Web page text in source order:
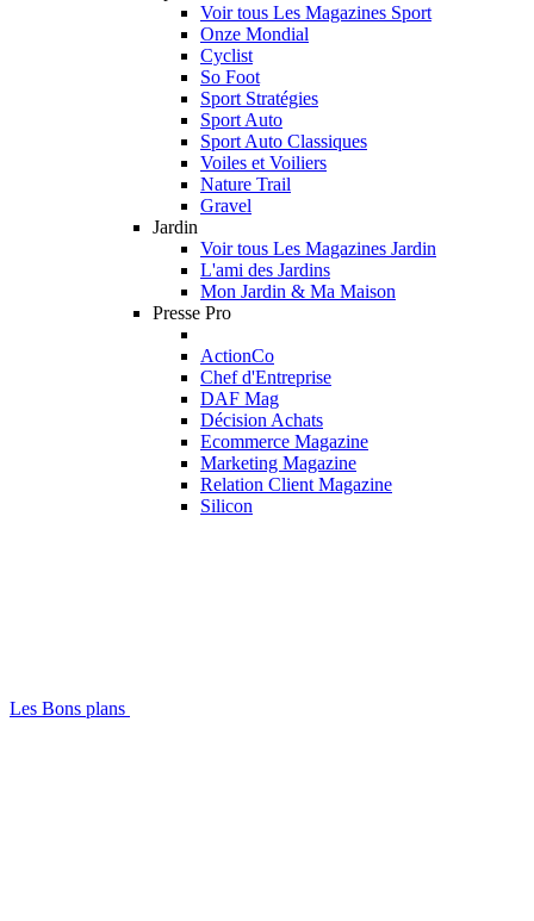
Voir tous Les Magazines Sport
Onze Mondial
Cyclist
So Foot
Sport Stratégies
Sport Auto
Sport Auto Classiques
Voiles et Voiliers
Nature Trail
Gravel
Jardin
Voir tous Les Magazines Jardin
L'ami des Jardins
Mon Jardin & Ma Maison
Presse Pro
ActionCo
Chef d'Entreprise
DAF Mag
Décision Achats
Ecommerce Magazine
Marketing Magazine
Relation Client Magazine
Silicon
Les Bons plans